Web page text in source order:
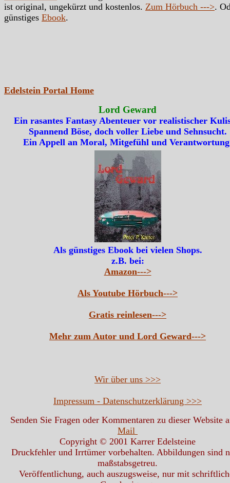
ist original, ungekürzt und kostenlos. Zum Hörbuch --->.
günstiges Ebook.
Edelstein Portal Home
Lord Geward
Ein rasantes Fantasy Abenteuer vor realistischer
Spannend Böse, doch voller Liebe und Sehnsucht.
Ein Appell an Moral, Mitgefühl und
Als günstiges Ebook bei vielen Shops.
z.B. bei:
Amazon--->
Als Youtube Hörbuch--->
Gratis reinlesen--->
Mehr zum Autor und Lord Geward--->
Wir über uns >>>
Impressum - Datenschutzerklärung >>>
Senden Sie Fragen oder Kommentaren zu dieser Website
Mail
Copyright © 2001 Karrer Edelsteine
Druckfehler und Irrtümer vorbehalten. Abbildungen sind
maßstabsgetreu.
Veröffentlichung, auch auszugsweise, nur mit